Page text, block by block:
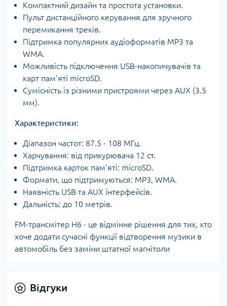
Компактний дизайн та простота установки.
Пульт дистанційного керування для зручного
перемикання треків.
Підтримка популярних аудіоформатів MP3 та
WMA.
Можливість підключення USB-накопичувачів та
карт пам'яті microSD.
Сумісність із різними пристроями через AUX (3.5
мм).
Характеристики:
Діапазон частот: 87.5 - 108 МГц.
Харчування: від прикурювача 12 ст.
Підтримка карток пам'яті: microSD.
Формати, що підтримуються: MP3, WMA.
Наявність USB та AUX інтерфейсів.
Дальність: до 10 метрів.
FM-трансмітер H6 - це відмінне рішення для тих, хто
хоче додати сучасні функції відтворення музики в
автомобіль без заміни штатної магнітоли
Відгуки